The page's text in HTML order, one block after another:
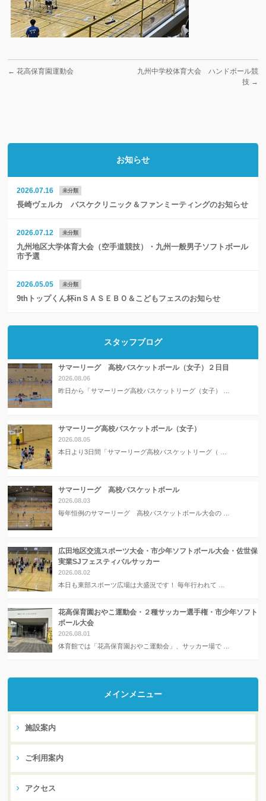
← 花高保育園運動会
九州中学校体育大会 ハンドボール競
技 →
お知らせ
2026.07.16 未分類
長崎ヴェルカ バスケクリニック＆ファンミーティングのお知らせ
2026.07.12 未分類
九州地区大学体育大会（空手道競技）・九州一般男子ソフトボール
市予選
2026.05.05 未分類
9thトップくん杯inＳＡＳＥＢＯ＆こどもフェスのお知らせ
スタッフブログ
サマーリーグ 高校バスケットボール（女子）２日目
2026.08.06
昨日から「サマーリーグ高校バスケットリーグ（女子） …
サマーリーグ高校バスケットボール（女子）
2026.08.05
本日より3日間「サマーリーグ高校バスケットリーグ（ …
サマーリーグ 高校バスケットボール
2026.08.03
毎年恒例のサマーリーグ 高校バスケットボール大会の …
広田地区交流スポーツ大会・市少年ソフトボール大会・佐世保
実業SJフェスティバルサッカー
2026.08.02
本日も東部スポーツ広場は大盛況です！ 毎年行われて …
花高保育園おやこ運動会・２種サッカー選手権・市少年ソフト
ボール大会
2026.08.01
体育館では「花高保育園おやこ運動会」、サッカー場で …
メインメニュー
施設案内
ご利用案内
アクセス